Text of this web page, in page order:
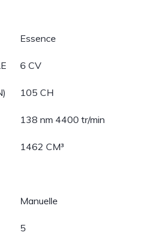
Essence
6 CV
105 CH
138 nm 4400 tr/min
1462 CM³
Manuelle
5